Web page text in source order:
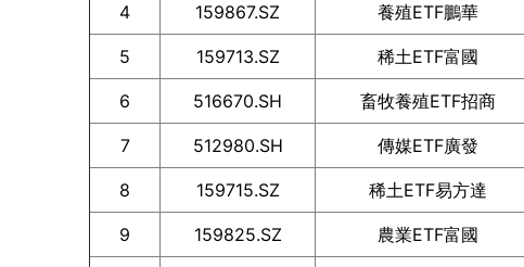
4 159867.SZ 養殖ETF鵬華
5 159713.SZ 稀土ETF富國
6 516670.SH 畜牧養殖ETF招商
7 512980.SH 傳媒ETF廣發
8 159715.SZ 稀土ETF易方達
9 159825.SZ 農業ETF富國